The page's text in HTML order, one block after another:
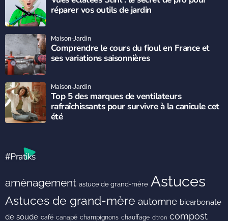
réparer vos outils de jardin
Comprendre le cours du fioul en France et
ses variations saisonnières
Maison-Jardin
Top 5 des marques de ventilateurs
rafraîchissants pour survivre à la canicule cet
été
Maison-Jardin
#Pratiks
aménagement astuce de grand-mère Astuces
Astuces de grand-mère automne bicarbonate
de soude café canapé champignons chauffage citron compost